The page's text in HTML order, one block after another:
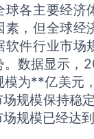
球各主要经济
素，但全球经
软件行业市场
。数据显示，
模为**亿美元
规模保持稳
规模已经达